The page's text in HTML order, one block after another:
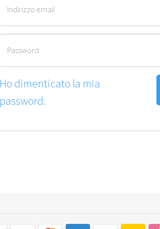
Indirizzo email
Password
Ho dimenticato la mia
password.